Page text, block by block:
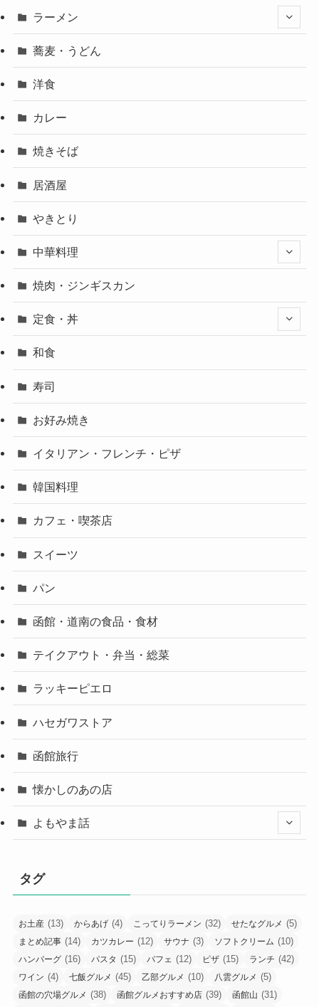
ラーメン
蕎麦・うどん
洋食
カレー
焼きそば
居酒屋
やきとり
中華料理
焼肉・ジンギスカン
定食・丼
和食
寿司
お好み焼き
イタリアン・フレンチ・ピザ
韓国料理
カフェ・喫茶店
スイーツ
パン
函館・道南の食品・食材
テイクアウト・弁当・総菜
ラッキーピエロ
ハセガワストア
函館旅行
懐かしのあの店
よもやま話
タグ
お土産 (13) からあげ (4) こってりラーメン (32) せたなグルメ (5)
まとめ記事 (14) カツカレー (12) サウナ (3) ソフトクリーム (10)
ハンバーグ (16) パスタ (15) パフェ (12) ピザ (15) ランチ (42)
ワイン (4) 七飯グルメ (45) 乙部グルメ (10) 八雲グルメ (5)
函館の穴場グルメ (38) 函館グルメおすすめ店 (39) 函館山 (31)